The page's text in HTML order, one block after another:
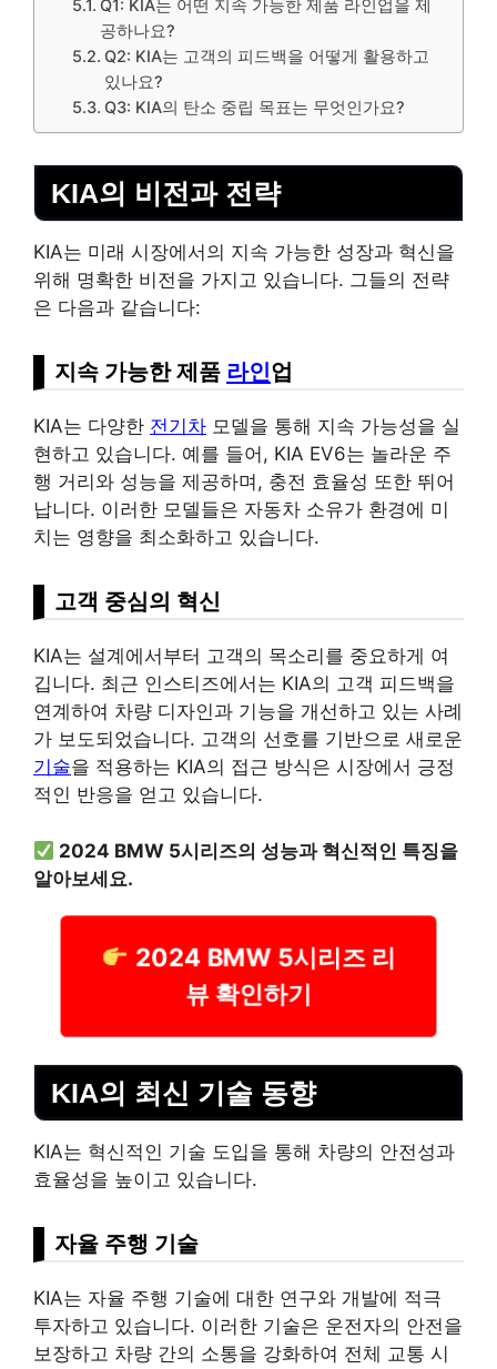
Q1: KIA는 어떤 지속 가능한 제품 라인업을 제
공하나요?
Q2: KIA는 고객의 피드백을 어떻게 활용하고
있나요?
Q3: KIA의 탄소 중립 목표는 무엇인가요?
KIA의 비전과 전략
KIA는 미래 시장에서의 지속 가능한 성장과 혁신을
위해 명확한 비전을 가지고 있습니다. 그들의 전략
은 다음과 같습니다:
지속 가능한 제품 라인업
KIA는 다양한 전기차 모델을 통해 지속 가능성을 실
현하고 있습니다. 예를 들어, KIA EV6는 놀라운 주
행 거리와 성능을 제공하며, 충전 효율성 또한 뛰어
납니다. 이러한 모델들은 자동차 소유가 환경에 미
치는 영향을 최소화하고 있습니다.
고객 중심의 혁신
KIA는 설계에서부터 고객의 목소리를 중요하게 여
깁니다. 최근 인스티즈에서는 KIA의 고객 피드백을
연계하여 차량 디자인과 기능을 개선하고 있는 사례
가 보도되었습니다. 고객의 선호를 기반으로 새로운
기술을 적용하는 KIA의 접근 방식은 시장에서 긍정
적인 반응을 얻고 있습니다.
2024 BMW 5시리즈의 성능과 혁신적인 특징을
알아보세요.
2024 BMW 5시리즈 리
뷰 확인하기
KIA의 최신 기술 동향
KIA는 혁신적인 기술 도입을 통해 차량의 안전성과
효율성을 높이고 있습니다.
자율 주행 기술
KIA는 자율 주행 기술에 대한 연구와 개발에 적극
투자하고 있습니다. 이러한 기술은 운전자의 안전을
보장하고 차량 간의 소통을 강화하여 전체 교통 시